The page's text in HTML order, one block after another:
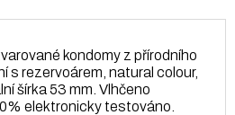
kondomy z přírodního
s rezervoárem, natural colour,
šírka 53 mm. Vlhčeno
elektronicky testováno.